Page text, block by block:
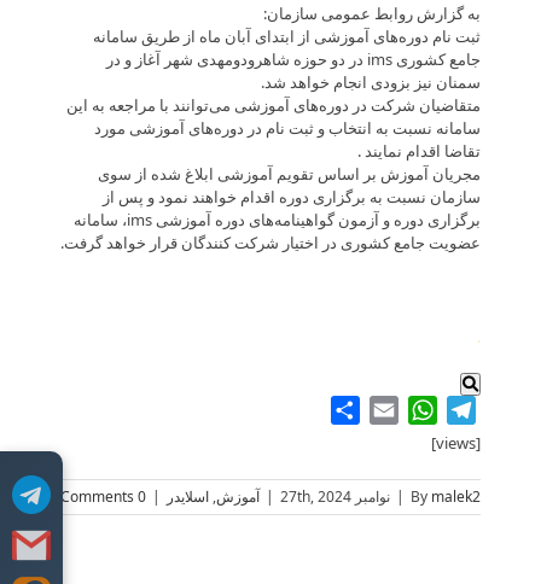
به گزارش روابط عمومی سازمان:
ثبت نام دوره‌های آموزشی از ابتدای آبان ماه از طریق سامانه
جامع کشوری ims در دو حوزه شاهرودومهدی شهر آغاز و در
سمنان نیز بزودی انجام خواهد شد.
متقاضیان شرکت در دوره‌های آموزشی می‌توانند با مراجعه به این
سامانه نسبت به انتخاب و ثبت نام در دوره‌های آموزشی مورد
تقاضا اقدام نمایند .
مجریان آموزش بر اساس تقویم آموزشی ابلاغ شده از سوی
سازمان نسبت به برگزاری دوره اقدام خواهند نمود و پس از
برگزاری دوره و آزمون گواهینامه‌های دوره آموزشی ims، سامانه
عضویت جامع کشوری در اختیار شرکت کنندگان قرار خواهد گرفت.
.
Telegram
WhatsApp
Email
[views]
By malek2
| نوامبر 27th, 2024 | آموزش, اسلایدر |
0 Comments